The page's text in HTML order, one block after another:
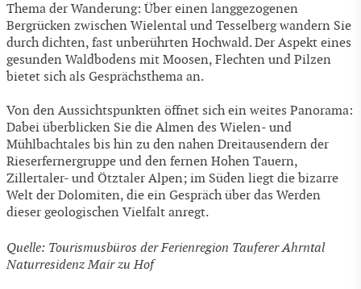
Thema der Wanderung: Über einen langgezogenen
Bergrücken zwischen Wielental und Tesselberg wandern Sie
durch dichten, fast unberührten Hochwald. Der Aspekt eines
gesunden Waldbodens mit Moosen, Flechten und Pilzen
bietet sich als Gesprächsthema an.
Von den Aussichtspunkten öffnet sich ein weites Panorama:
Dabei überblicken Sie die Almen des Wielen- und
Mühlbachtales bis hin zu den nahen Dreitausendern der
Rieserfernergruppe und den fernen Hohen Tauern,
Zillertaler- und Ötztaler Alpen; im Süden liegt die bizarre
Welt der Dolomiten, die ein Gespräch über das Werden
dieser geologischen Vielfalt anregt.
Quelle: Tourismusbüros der Ferienregion Tauferer Ahrntal
Naturresidenz Mair zu Hof